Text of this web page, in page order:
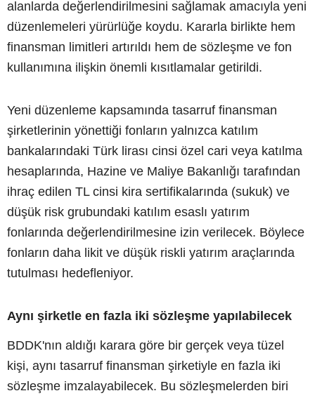
alanlarda değerlendirilmesini sağlamak amacıyla yeni
düzenlemeleri yürürlüğe koydu. Kararla birlikte hem
finansman limitleri artırıldı hem de sözleşme ve fon
kullanımına ilişkin önemli kısıtlamalar getirildi.
Yeni düzenleme kapsamında tasarruf finansman
şirketlerinin yönettiği fonların yalnızca katılım
bankalarındaki Türk lirası cinsi özel cari veya katılma
hesaplarında, Hazine ve Maliye Bakanlığı tarafından
ihraç edilen TL cinsi kira sertifikalarında (sukuk) ve
düşük risk grubundaki katılım esaslı yatırım
fonlarında değerlendirilmesine izin verilecek. Böylece
fonların daha likit ve düşük riskli yatırım araçlarında
tutulması hedefleniyor.
Aynı şirketle en fazla iki sözleşme yapılabilecek
BDDK'nın aldığı karara göre bir gerçek veya tüzel
kişi, aynı tasarruf finansman şirketiyle en fazla iki
sözleşme imzalayabilecek. Bu sözleşmelerden biri